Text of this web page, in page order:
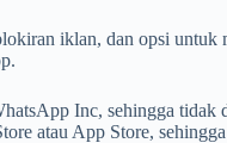
iklan, dan opsi untuk
Inc, sehingga tidak
atau App Store,